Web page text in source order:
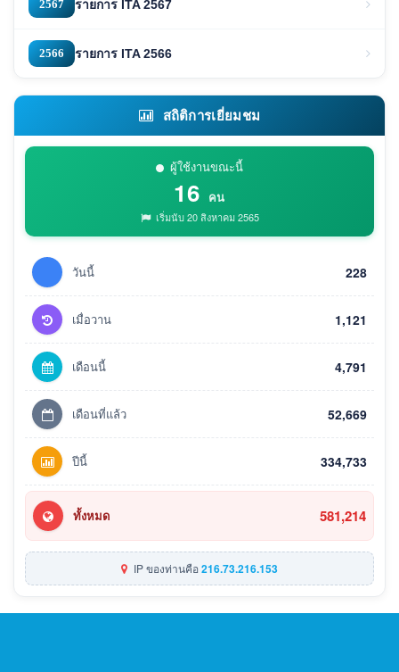
2567 รายการ ITA 2567
2566 รายการ ITA 2566
สถิติการเยี่ยมชม
ผู้ใช้งานขณะนี้
16 คน
เริ่มนับ 20 สิงหาคม 2565
วันนี้ 228
เมื่อวาน 1,121
เดือนนี้ 4,791
เดือนที่แล้ว 52,669
ปีนี้ 334,733
ทั้งหมด 581,214
IP ของท่านคือ216.73.216.153